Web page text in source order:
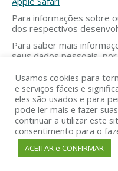
Para informações sobre
dos respectivos
Para saber mais
seus dados pessoais,
1985-2022 – GP DESURB –
SP – Todos
Intermediação – GP
03.781.801/0001-20 | CRECI
Usamos cookies para
e serviços fáceis e
eles são usados e para
pode ler mais e fazer
continuar a utilizar este
consentimento para o
ACEITAR e CONFIRMAR